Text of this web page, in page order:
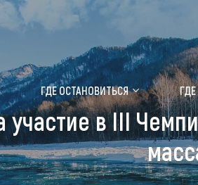
Цветение маральника
Где побывать
Объекты природы
ГДЕ ОСТАНОВИТЬСЯ
в III